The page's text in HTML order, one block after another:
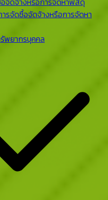
รจัดซื้อจัดจ้างหรือการจัดหา
พยากรบุคคล